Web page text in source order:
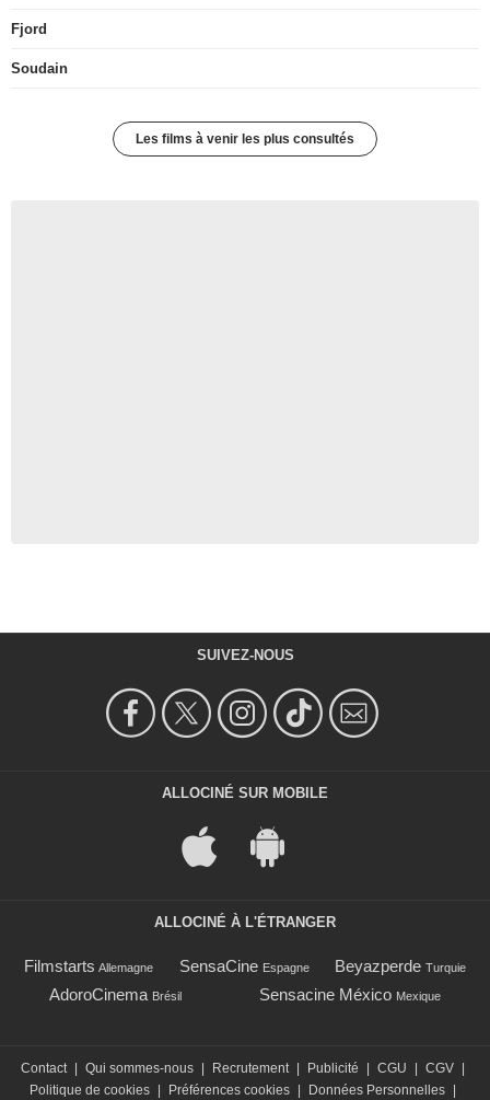
Fjord
Soudain
Les films à venir les plus consultés
SUIVEZ-NOUS
ALLOCINÉ SUR MOBILE
ALLOCINÉ À L'ÉTRANGER
Filmstarts Allemagne SensaCine Espagne Beyazperde Turquie
AdoroCinema Brésil Sensacine México Mexique
Contact Qui sommes-nous Recrutement Publicité CGU CGV
Politique de cookies
Préférences cookies Données Personnelles